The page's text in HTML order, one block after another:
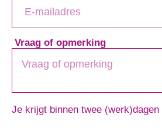
Vraag of opmerking
Je krijgt binnen twee